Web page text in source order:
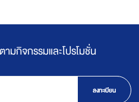
มกิจกรรมและโปรโมชั่น
ลงทะเบียน